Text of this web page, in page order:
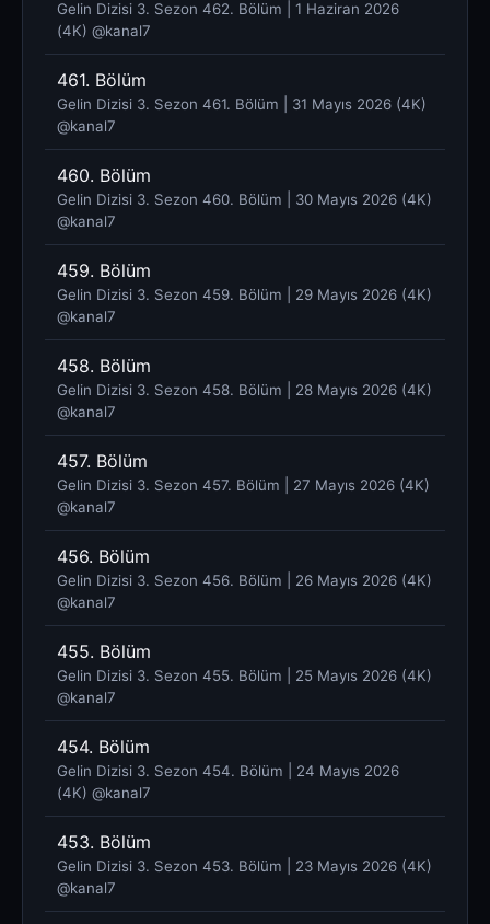
Gelin Dizisi 3. Sezon 462. Bölüm | 1 Haziran 2026
(4K) @kanal7 ​
461. Bölüm
Gelin Dizisi 3. Sezon 461. Bölüm | 31 Mayıs 2026 (4K)
@kanal7 ​
460. Bölüm
Gelin Dizisi 3. Sezon 460. Bölüm | 30 Mayıs 2026 (4K)
@kanal7 ​
459. Bölüm
Gelin Dizisi 3. Sezon 459. Bölüm | 29 Mayıs 2026 (4K)
@kanal7 ​
458. Bölüm
Gelin Dizisi 3. Sezon 458. Bölüm | 28 Mayıs 2026 (4K)
@kanal7 ​
457. Bölüm
Gelin Dizisi 3. Sezon 457. Bölüm | 27 Mayıs 2026 (4K)
@kanal7 ​
456. Bölüm
Gelin Dizisi 3. Sezon 456. Bölüm | 26 Mayıs 2026 (4K)
@kanal7 ​
455. Bölüm
Gelin Dizisi 3. Sezon 455. Bölüm | 25 Mayıs 2026 (4K)
@kanal7 ​
454. Bölüm
Gelin Dizisi 3. Sezon 454. Bölüm | 24 Mayıs 2026
(4K) @kanal7 ​
453. Bölüm
Gelin Dizisi 3. Sezon 453. Bölüm | 23 Mayıs 2026 (4K)
@kanal7 ​